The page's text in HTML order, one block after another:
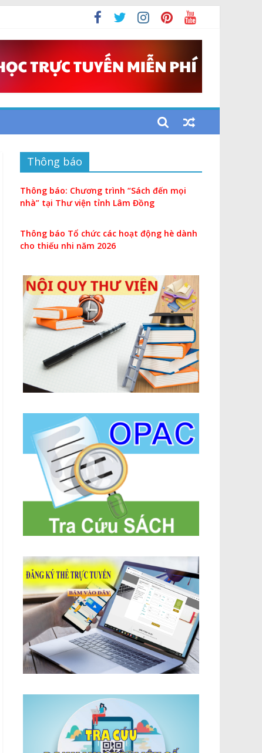
Thông báo
Thông báo: Chương trình “Sách đến mọi
nhà” tại Thư viện tỉnh Lâm Đồng
Thông báo Tổ chức các hoạt động hè dành
cho thiếu nhi năm 2026